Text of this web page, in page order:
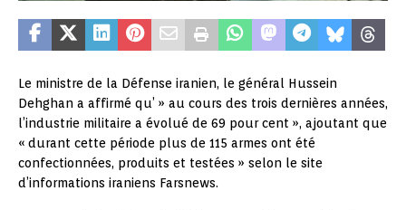
Le ministre de la Défense iranien, le général Hussein
Dehghan a affirmé qu’ » au cours des trois dernières années,
l’industrie militaire a évolué de 69 pour cent », ajoutant que
« durant cette période plus de 115 armes ont été
confectionnées, produits et testées » selon le site
d’informations iraniens Farsnews.